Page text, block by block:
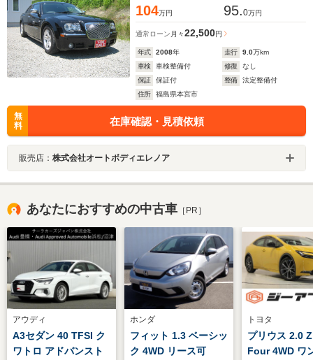
104万円 95.0万円
通常ローン 月々22,500円
年式 2008年 走行 9.0万km
車検
車検整備付 修復
なし
保証
保証付 整備
法定整備付
住所
福島県本宮市
無
料
在庫確認・見積依頼
販売店： 株式会社オートボディエレノア
あなたにおすすめの中古車 ［PR］
アウディ
A3セダン 40 TFSI ク
ワトロ アドバンスト
ホンダ
フィット 1.3 ベーシッ
ク 4WD リース可
トヨタ
プリウス 2.0
Four 4WD ワ